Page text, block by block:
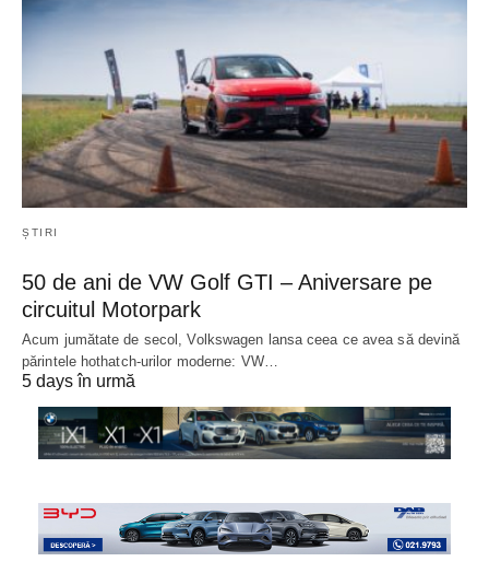
ȘTIRI
50 de ani de VW Golf GTI – Aniversare pe
circuitul Motorpark
Acum jumătate de secol, Volkswagen lansa ceea ce avea să devină
părintele hothatch-urilor moderne: VW…
5 days în urmă